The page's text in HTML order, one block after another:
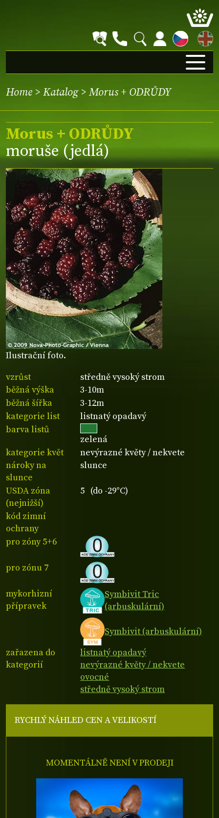
EN
Home > Katalog> Morus + ODRŮDY
Ilustrační foto.
Morus + ODRŮDY
moruše (jedlá)
vzrůst
středně vysoký strom
běžná výška
3-10m
běžná šířka
3-12m
kategorie list
listnatý opadavý
barva listů
zelená
kategorie květ
nevýrazné květy / nekvete
nároky na
slunce
slunce
USDA zóna
(nejnižší)
5 (do -29°C)
kód zimní
ochrany
pro zóny 5+6
pro zónu 7
mykorhizní
přípravek
Symbivit Tric
(arbuskulární)
Symbivit (arbuskulární)
zařazena do
kategorií
listnatý opadavý
nevýrazné květy / nekvete
ovocné
středně vysoký strom
RYCHLÝ NÁHLED CEN A VELIKOSTÍ
MOMENTÁLNĚ NENÍ V PRODEJI